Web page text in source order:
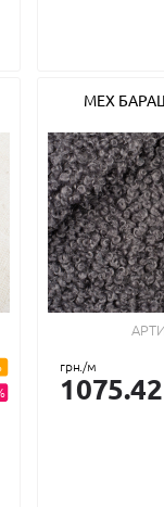
МЕХ
грн./м
1075.42